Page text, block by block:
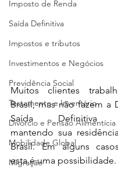
Imposto de Renda
Saída Definitiva
Impostos e tributos
Investimentos e Negócios
Previdência Social
Testamento e Inventário
Divórcio e Pensão Alimentícia
Mobilidade Global
Migração
Muitos clientes
Brasil, mas não fazem a
Saída Definitiva
mantendo sua
Brasil. Em alguns
esta é uma possibilidade.